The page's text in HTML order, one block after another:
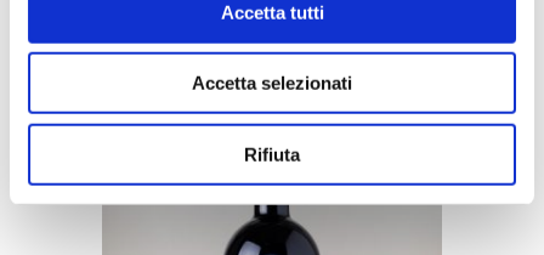
Accetta tutti
Accetta selezionati
Rifiuta